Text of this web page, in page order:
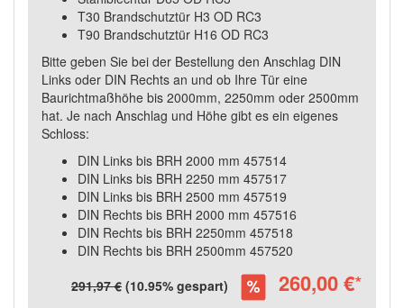
T30 Brandschutztür H3 OD RC3
T90 Brandschutztür H16 OD RC3
Bitte geben Sie bei der Bestellung den Anschlag DIN
Links oder DIN Rechts an und ob Ihre Tür eine
Baurichtmaßhöhe bis 2000mm, 2250mm oder 2500mm
hat. Je nach Anschlag und Höhe gibt es ein eigenes
Schloss:
DIN Links bis BRH 2000 mm 457514
DIN Links bis BRH 2250 mm 457517
DIN Links bis BRH 2500 mm 457519
DIN Rechts bis BRH 2000 mm 457516
DIN Rechts bis BRH 2250mm 457518
DIN Rechts bis BRH 2500mm 457520
291,97 € (10.95% gespart) 260,00 €*